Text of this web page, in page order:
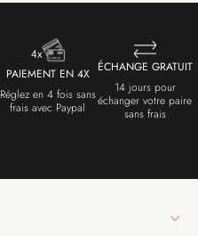
PAIEMENT EN 4X
Réglez en 4 fois sans
frais avec Paypal
ÉCHANGE GRATUIT
14 jours pour
échanger votre paire
sans frais